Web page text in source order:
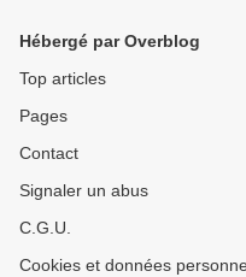
Hébergé par Overblog
Top articles
Pages
Contact
Signaler un abus
C.G.U.
Cookies et données